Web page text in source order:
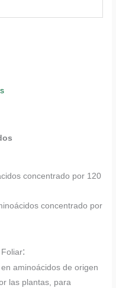
concentrado por 120
concentrado por
Foliar:
aminoácidos de origen
las plantas, para